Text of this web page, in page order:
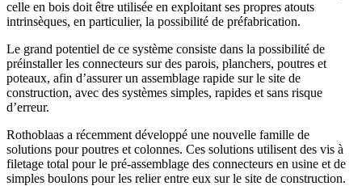
celle en bois doit être utilisée en exploitant ses propres atouts
intrinsèques, en particulier, la possibilité de préfabrication.
Le grand potentiel de ce système consiste dans la possibilité de
préinstaller les connecteurs sur des parois, planchers, poutres et
poteaux, afin d’assurer un assemblage rapide sur le site de
construction, avec des systèmes simples, rapides et sans risque
d’erreur.
Rothoblaas a récemment développé une nouvelle famille de
solutions pour poutres et colonnes. Ces solutions utilisent des vis à
filetage total pour le pré-assemblage des connecteurs en usine et de
simples boulons pour les relier entre eux sur le site de construction.